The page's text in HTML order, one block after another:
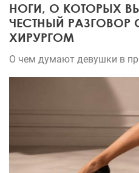
НОГИ, О КОТОРЫХ
ЧЕСТНЫЙ РАЗГОВОР
ХИРУРГОМ
О чем думают девушки в